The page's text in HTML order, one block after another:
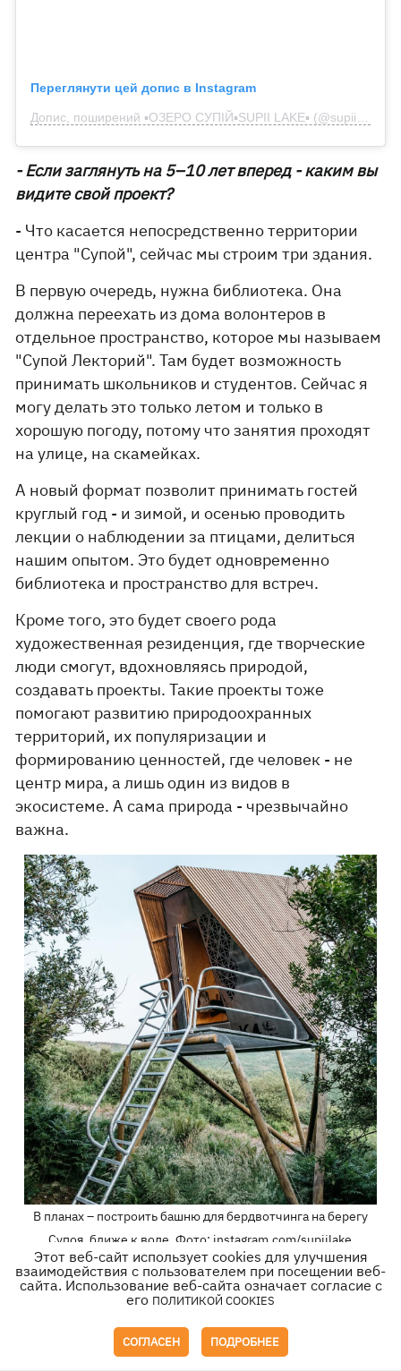
Переглянути цей допис в Instagram
- Если заглянуть на 5–10 лет вперед - каким вы
видите свой проект?
- Что касается непосредственно территории
центра "Супой", сейчас мы строим три здания.
В первую очередь, нужна библиотека. Она
должна переехать из дома волонтеров в
отдельное пространство, которое мы называем
"Супой Лекторий". Там будет возможность
принимать школьников и студентов. Сейчас я
могу делать это только летом и только в
хорошую погоду, потому что занятия проходят
на улице, на скамейках.
А новый формат позволит принимать гостей
круглый год - и зимой, и осенью проводить
лекции о наблюдении за птицами, делиться
нашим опытом. Это будет одновременно
библиотека и пространство для встреч.
Кроме того, это будет своего рода
художественная резиденция, где творческие
люди смогут, вдохновляясь природой,
создавать проекты. Такие проекты тоже
помогают развитию природоохранных
территорий, их популяризации и
формированию ценностей, где человек - не
центр мира, а лишь один из видов в
экосистеме. А сама природа - чрезвычайно
важна.
В планах – построить башню для бердвотчинга на берегу
Супоя, ближе к воде. Фото: instagram.com/supiilake
Второй объект - это мастерская. Мне лично
очень нравится работать с деревом - это
давнее увлечение. Раньше я делал разные
изделия, и сейчас решил создать для этого
Этот веб-сайт использует cookies для улучшения
взаимодействия с пользователем при посещении веб-
сайта. Использование веб-сайта означает согласие с
его ПОЛИТИКОЙ COOKIES
СОГЛАСЕН ПОДРОБНЕЕ